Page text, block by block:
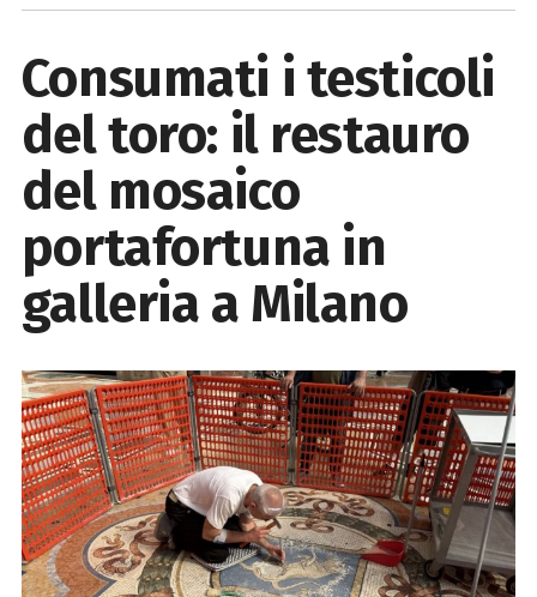
Consumati i testicoli
del toro: il restauro
del mosaico
portafortuna in
galleria a Milano